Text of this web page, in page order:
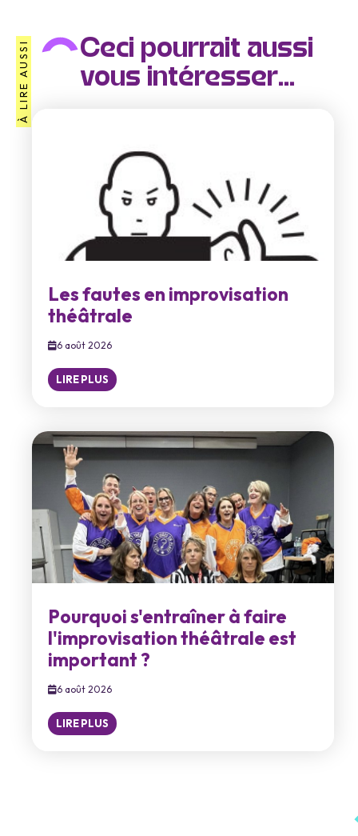
À LIRE AUSSI
Ceci pourrait aussi
vous intéresser...
Les fautes en improvisation
théâtrale
6 août 2026
LIRE PLUS
Pourquoi s'entraîner à faire
l'improvisation théâtrale est
important ?
6 août 2026
LIRE PLUS